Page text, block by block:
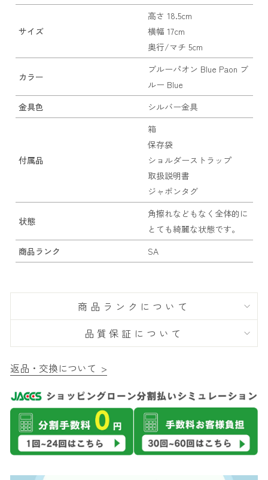
サイズ
高さ 18.5cm
横幅 17cm
奥行/マチ 5cm
カラー
ブルーパオン Blue Paon ブ
ルー Blue
金具色
シルバー金具
付属品
箱
保存袋
ショルダーストラップ
取扱説明書
ジャポンタグ
状態
角擦れなどもなく全体的に
とても綺麗な状態です。
商品ランク
SA
商品ランクについて
品質保証について
返品・交換について >